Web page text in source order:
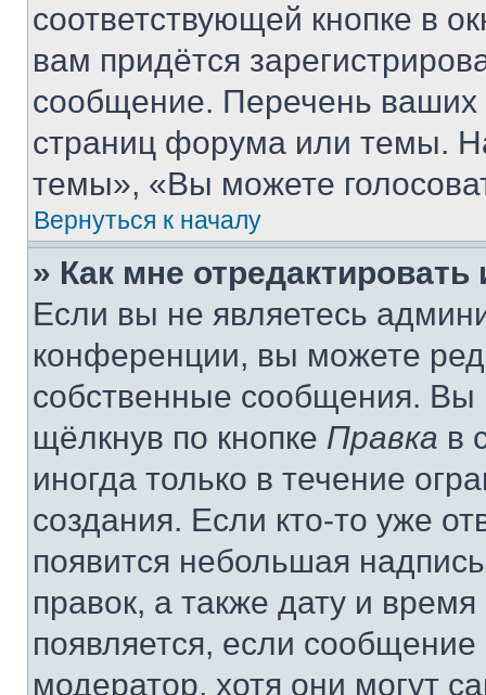
соответствующей кнопке в
вам придётся
сообщение. Перечень ваших
страниц форума или темы.
темы», «Вы можете
Вернуться к началу
» Как мне
Если вы не являетесь
конференции, вы можете
собственные сообщения. Вы
щёлкнув по кнопке Правка в
иногда только в течение
создания. Если кто-то уже
появится небольшая
правок, а также дату и
появляется, если
модератор, хотя они могут